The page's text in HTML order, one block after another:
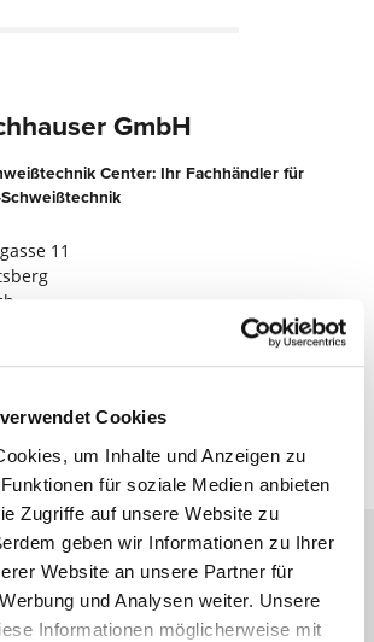
Cookies
um Inhalte und Anzeigen zu
für soziale Medien anbieten
Zugriffe auf unsere Website zu
geben wir Informationen zu Ihrer
Website an unsere Partner für
und Analysen weiter. Unsere
Informationen möglicherweise mit
GmbH
Center: Ihr Fachhändler für
11
kontaktieren
Sie uns über unser Online-
wir melden uns umgehend